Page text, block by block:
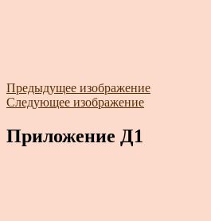
Предыдущее изображение
Следующее изображение
Приложение Д1